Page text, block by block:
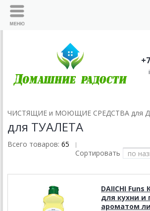
ЧИСТЯЩИЕ и МОЮЩИЕ СРЕДСТВА для
для ТУАЛЕТА
Всего товаров: 65 |
Сортировать
DAIICHI
для кухни и
ароматом